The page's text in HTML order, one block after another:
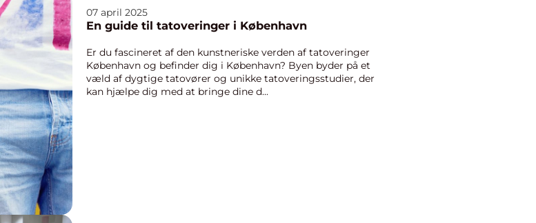
07 april 2025
En guide til tatoveringer i København
Er du fascineret af den kunstneriske verden af tatoveringer
København og befinder dig i København? Byen byder på et
væld af dygtige tatovører og unikke tatoveringsstudier, der
kan hjælpe dig med at bringe dine d...